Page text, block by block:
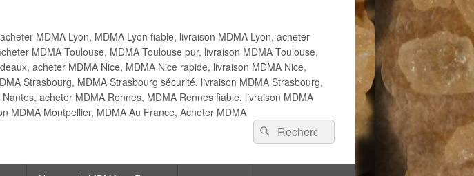
MDMA Lyon, MDMA Lyon fiable, livraison MDMA Lyon, acheter
MDMA Toulouse, MDMA Toulouse pur, livraison MDMA Toulouse,
acheter MDMA Nice, MDMA Nice rapide, livraison MDMA Nice,
Strasbourg, MDMA Strasbourg sécurité, livraison MDMA Strasbourg,
acheter MDMA Rennes, MDMA Rennes fiable, livraison MDMA
MDMA Montpellier, MDMA Au France, Acheter MDMA
Recherche :
Rechercher